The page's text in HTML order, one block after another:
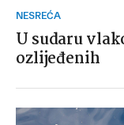
NESREĆA
U sudaru
ozlijeđenih